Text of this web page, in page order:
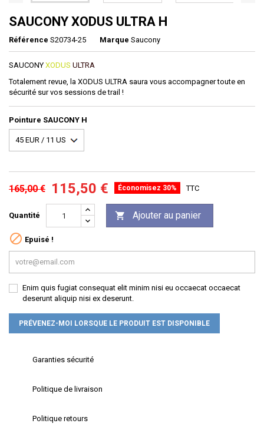
SAUCONY XODUS ULTRA H
Référence S20734-25 Marque Saucony
SAUCONY XODUS ULTRA
Totalement revue, la XODUS ULTRA saura vous accompagner toute en
sécurité sur vos sessions de trail !
Pointure SAUCONY H
165,00 € 115,50 € Économisez 30% TTC
Quantité  Ajouter au panier
 Epuisé !
Enim quis fugiat consequat elit minim nisi eu occaecat occaecat
deserunt aliquip nisi ex deserunt.
PRÉVENEZ-MOI LORSQUE LE PRODUIT EST DISPONIBLE
Garanties sécurité
Politique de livraison
Politique retours